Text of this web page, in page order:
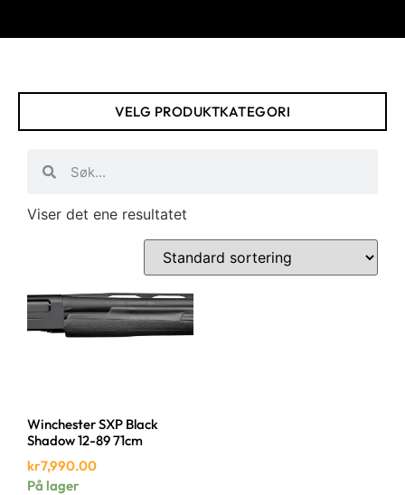
VELG PRODUKTKATEGORI
Viser det ene resultatet
Winchester SXP Black
Shadow 12-89 71cm
kr7,990.00
På lager